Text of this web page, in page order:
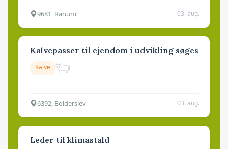
9681, Ranum 03. aug.
Kalvepasser til ejendom i udvikling søges
Kalve
6392, Bolderslev 03. aug.
Leder til klimastald